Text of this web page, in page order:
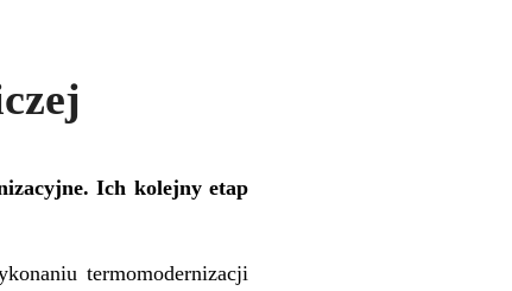
Ich kolejny etap
termomodernizacji